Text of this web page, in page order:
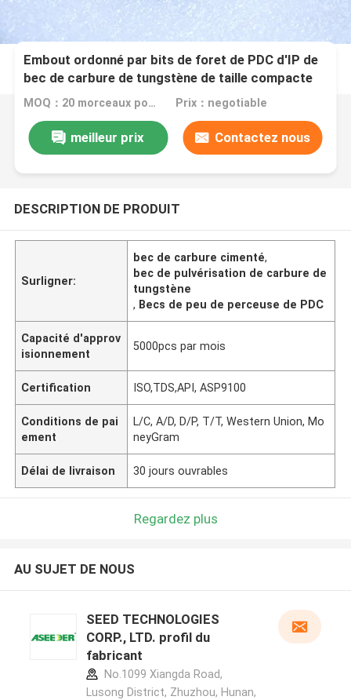
Embout ordonné par bits de foret de PDC d'IP de
bec de carbure de tungstène de taille compacte
MOQ：20 morceaux pour la demande de client de forfait standard Prix：negotiable
meilleur prix Contactez nous
DESCRIPTION DE PRODUIT
Surligner:
bec de carbure cimenté,
bec de pulvérisation de carbure de
tungstène
, Becs de peu de perceuse de PDC
Capacité d'approv
isionnement
5000pcs par mois
Certification ISO,TDS,API, ASP9100
Conditions de pai
ement
L/C, A/D, D/P, T/T, Western Union, Mo
neyGram
Délai de livraison 30 jours ouvrables
Regardez plus
AU SUJET DE NOUS
SEED TECHNOLOGIES
CORP., LTD. profil du
fabricant
No.1099 Xiangda Road,
Lusong District, Zhuzhou, Hunan,